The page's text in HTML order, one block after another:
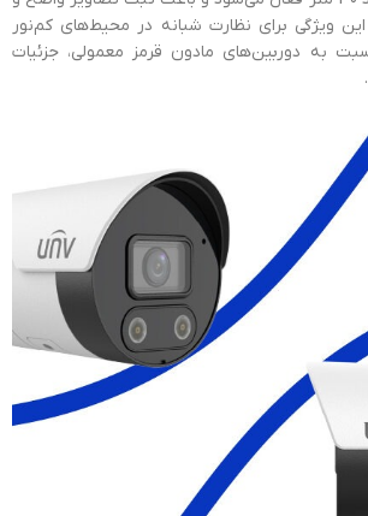
ویژگی برای نظارت شبانه در محیط‌های کم‌نور
به دوربین‌های مادون قرمز معمولی، جزئیات